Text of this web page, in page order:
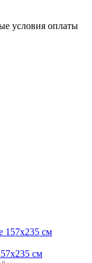
условия оплаты
см